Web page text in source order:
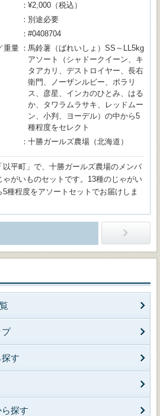
¥2,000（税込）
別途必要
#0408704
重量
馬鈴薯（ばれいしょ）SS～LL5kg
アソート（シャドークイーン、キ
タアカリ、デストロイヤー、長右
衛門、ノーザンルビー、ポラリ
ス、彦星、インカのひとみ、はる
か、タワラムラサキ、レッドムー
ン、小判、ヨーデル）の中から5
種程度をセレクト
十勝ガールズ農場（北海道）
平町」で、十勝ガールズ農場のメンバ
がいものセットです。13種のじゃがい
種程度をアソートセットでお届けしま
プ
す
探す